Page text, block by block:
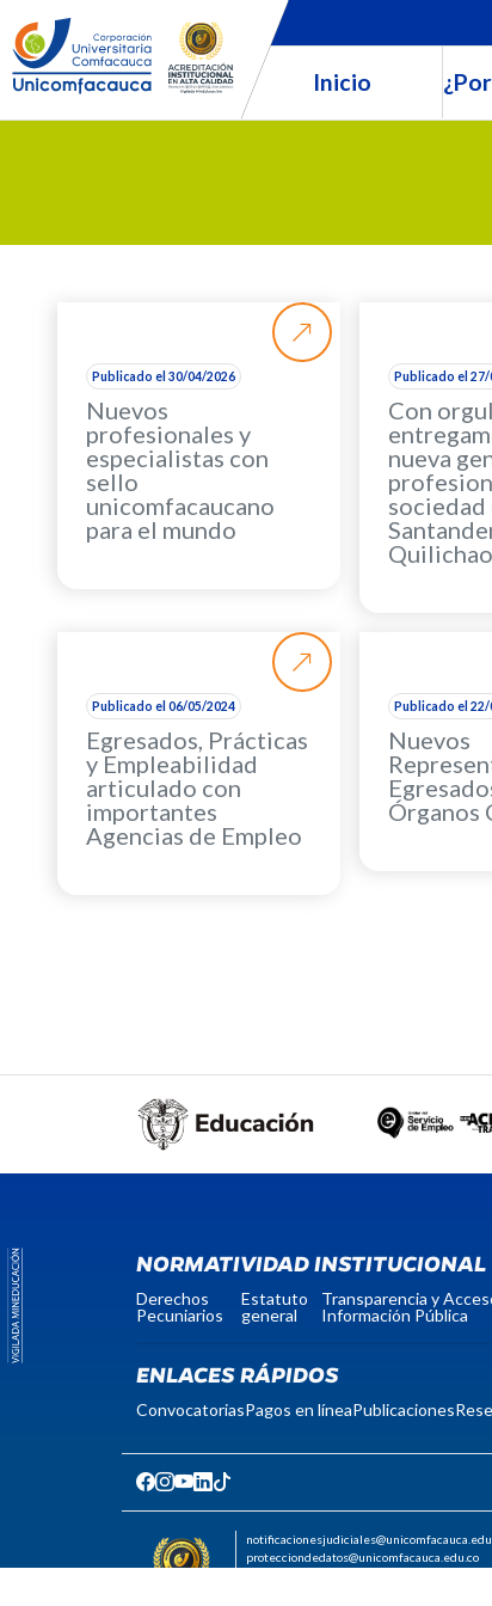
Inicio
Publicado el 30/04/2026
Nuevos
profesionales y
especialistas con
sello
unicomfacaucano
para el mundo
Publicado el 27/
Con
nueva
sociedad
Quilichao
Publicado el 06/05/2024
Egresados, Prácticas
y Empleabilidad
articulado con
importantes
Agencias de Empleo
Publicado el 22/
Nuevos
Órganos
NORMATIVIDAD INSTITUCIONAL
Derechos
Pecuniarios
Estatuto
general
Transparencia y
Información Pública
ENLACES RÁPIDOS
ConvocatoriasPagos en líneaPublicaciones
protecciondedatos@unicomfacauca.edu.co